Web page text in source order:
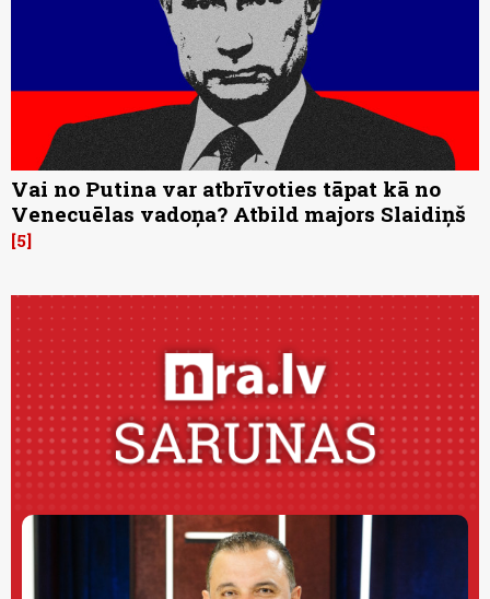
Vai no Putina var atbrīvoties tāpat kā no
Venecuēlas vadoņa? Atbild majors Slaidiņš
5